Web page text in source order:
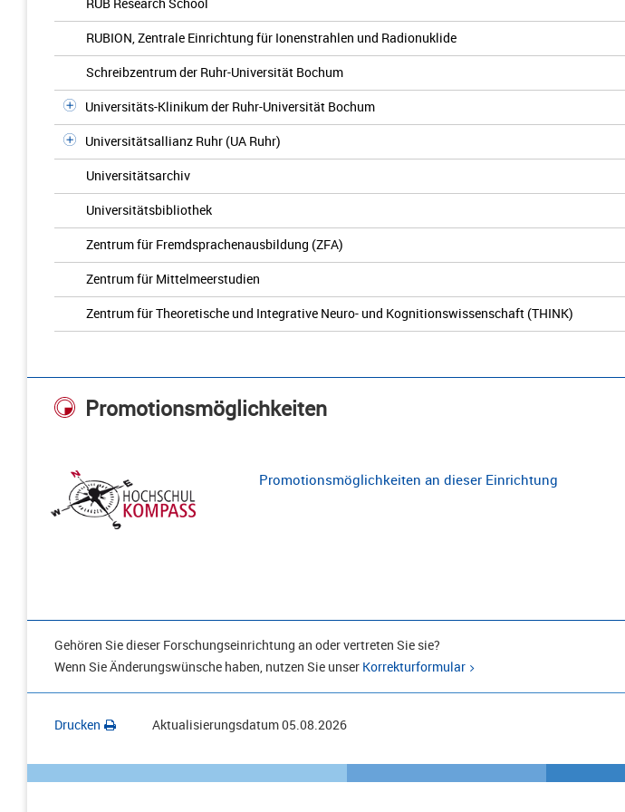
RUBION, Zentrale Einrichtung für Ionenstrahlen und Radionuklide
Schreibzentrum der Ruhr-Universität Bochum
Universitäts-Klinikum der Ruhr-Universität Bochum
Universitätsallianz Ruhr (UA Ruhr)
Universitätsarchiv
Universitätsbibliothek
Zentrum für Fremdsprachenausbildung (ZFA)
Zentrum für Mittelmeerstudien
Zentrum für Theoretische und Integrative Neuro- und Kognitionswissenschaft (THINK)
Promotionsmöglichkeiten
Promotionsmöglichkeiten an dieser Einrichtung
Gehören Sie dieser Forschungseinrichtung an oder vertreten Sie sie?
Wenn Sie Änderungswünsche haben, nutzen Sie unser Korrekturformular
Drucken Aktualisierungsdatum05.08.2026